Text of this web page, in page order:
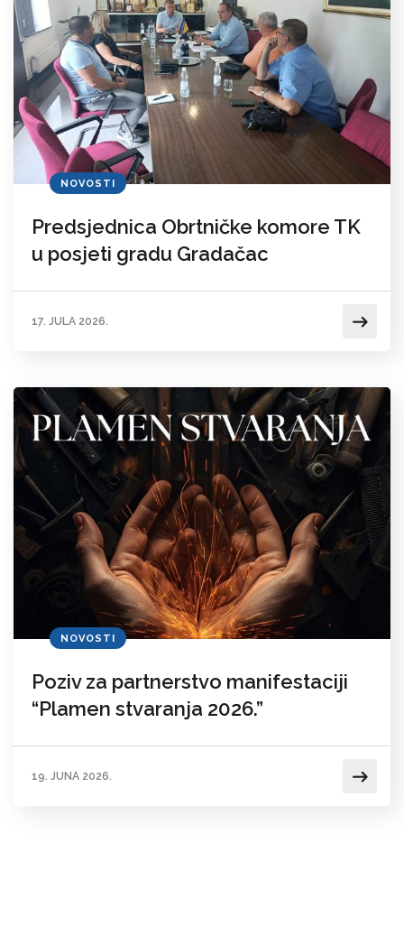
NOVOSTI
Predsjednica Obrtničke komore TK
u posjeti gradu Gradačac
17. JULA 2026.
NOVOSTI
Poziv za partnerstvo manifestaciji
“Plamen stvaranja 2026.”
19. JUNA 2026.